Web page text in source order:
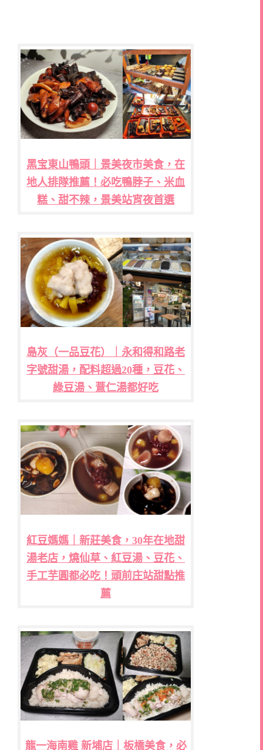
黑宝東山鴨頭｜景美夜市美食，在
地人排隊推薦！必吃鴨脖子、米血
糕、甜不辣，景美站宵夜首選
島灰（一品豆花）｜永和得和路老
字號甜湯，配料超過20種，豆花、
綠豆湯、薏仁湯都好吃
紅豆媽媽｜新莊美食，30年在地甜
湯老店，燒仙草、紅豆湯、豆花、
手工芋圓都必吃！頭前庄站甜點推
薦
龍一海南雞 新埔店｜板橋美食，必